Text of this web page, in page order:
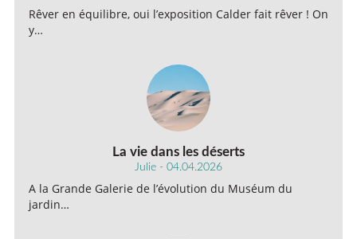
Rêver en équilibre, oui l’exposition Calder fait rêver ! On
y…
La vie dans les déserts
Julie - 04.04.2026
A la Grande Galerie de l’évolution du Muséum du
jardin…